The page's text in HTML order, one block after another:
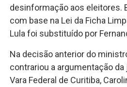
desinformação aos eleitores.
com base na Lei da Ficha
Lula foi substituído por
Na decisão anterior do
contrariou a argumentação
Vara Federal de Curitiba,